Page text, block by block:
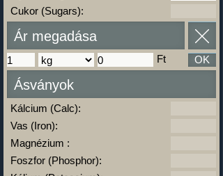
Cukor (Sugars):
Ár megadása
Ft OK
Ásványok
Kálcium (Calc):
Vas (Iron):
Magnézium :
Foszfor (Phosphor):